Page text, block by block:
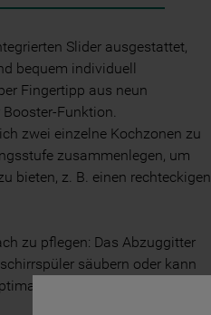
Slider ausgestattet,
bequem individuell
Fingertipp aus neun
Funktion.
zwei einzelne Kochzonen zu
zusammenlegen, um
bieten, z. B. einen rechteckigen
zu pflegen: Das Abzuggitter
säubern oder kann
Reinigung und Wartung